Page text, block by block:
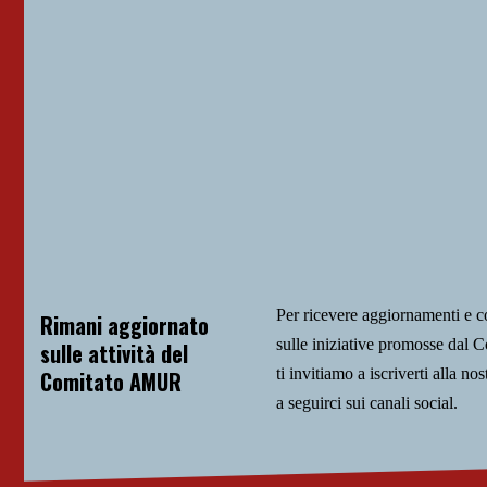
Rimani aggiornato
sulle attività del
Comitato AMUR
Per ricevere aggiornamenti e
sulle iniziative promosse dal
ti invitiamo a iscriverti alla
a seguirci sui canali social.